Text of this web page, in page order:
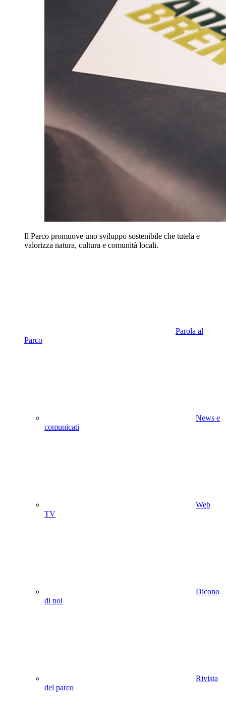
Il Parco promuove uno sviluppo sostenibile che tutela e
valorizza natura, cultura e comunità locali.
Parola al
Parco
News e
comunicati
Web
TV
Dicono
di noi
Rivista
del parco